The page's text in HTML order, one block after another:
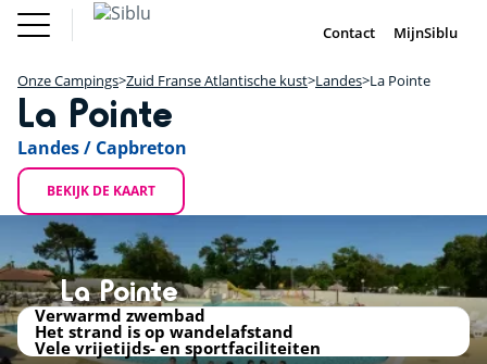
Overslaan
en
de
inhoud
gaan
Fun Pass
Parken)
FR IE EN
Vakantie Inspiratie
Aanbiedingen
Accommodaties / Kampeerplaatsen
Ontdek Siblu
Fun Pass (Franse Parken)
Chalet Kopen
DE FR
Contact MijnSiblu
Onze Campings Zuid Franse Atlantische kust Landes La Pointe
La Pointe
Landes / Capbreton
BEKIJK DE KAART
+
−
La Pointe
Verwarmd zwembad
Het strand is op wandelafstand
Vele vrijetijds- en sportfaciliteiten